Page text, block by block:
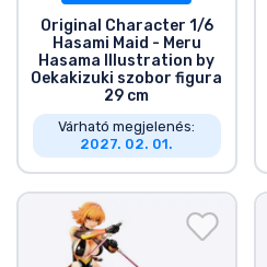
Original Character 1/6
Hasami Maid - Meru
Hasama Illustration by
Oekakizuki szobor figura
29 cm
Várható megjelenés:
2027. 02. 01.